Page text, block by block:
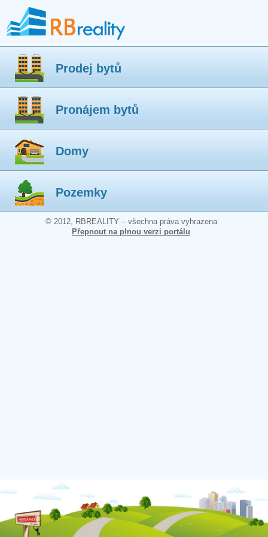
Prodej bytů
Pronájem bytů
Domy
Pozemky
© 2012, RBREALITY – všechna práva vyhrazena
Přepnout na plnou verzi portálu